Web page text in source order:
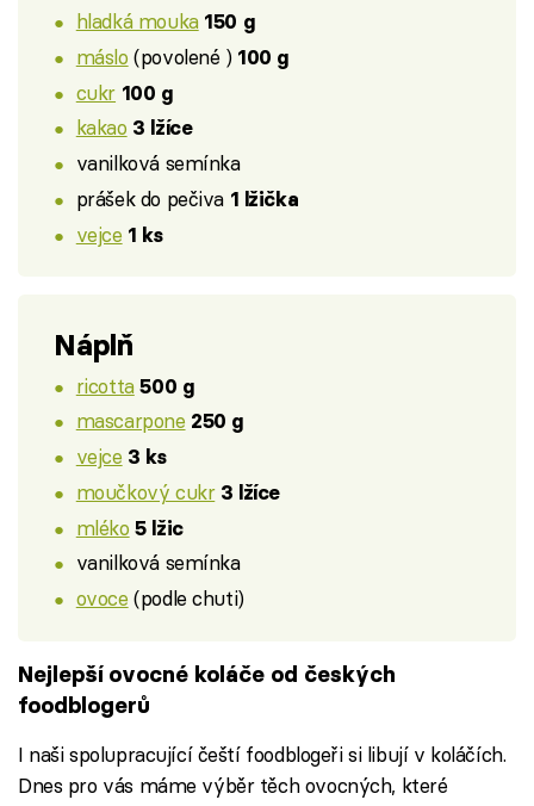
hladká mouka 150 g
máslo (povolené ) 100 g
cukr 100 g
kakao 3 lžíce
vanilková semínka
prášek do pečiva 1 lžička
vejce 1 ks
Náplň
ricotta 500 g
mascarpone 250 g
vejce 3 ks
moučkový cukr 3 lžíce
mléko 5 lžic
vanilková semínka
ovoce (podle chuti)
Nejlepší ovocné koláče od českých
foodblogerů
I naši spolupracující čeští foodblogeři si libují v koláčích.
Dnes pro vás máme výběr těch ovocných, které